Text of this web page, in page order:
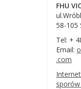
FHU
58-105
Tel: +
Email:
.com
sporów